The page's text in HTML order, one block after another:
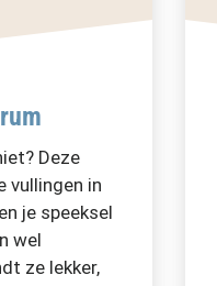
Deze
vullingen in
je speeksel
wel
ze lekker,